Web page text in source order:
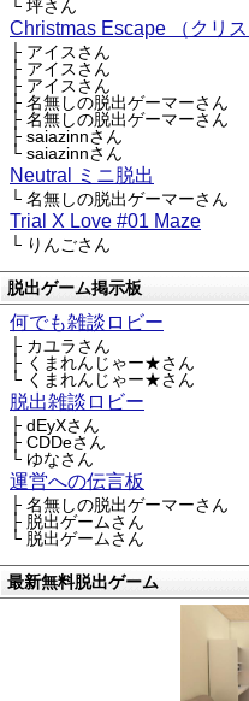
└ 坪さん
Christmas Escape （クリス
├ アイスさん
├ アイスさん
├ アイスさん
├ 名無しの脱出ゲーマーさん
├ 名無しの脱出ゲーマーさん
├ saiazinnさん
└ saiazinnさん
Neutral ミニ脱出
└ 名無しの脱出ゲーマーさん
Trial X Love #01 Maze
└ りんごさん
脱出ゲーム掲示板
何でも雑談ロビー
├ カユラさん
├ くまれんじゃー★さん
└ くまれんじゃー★さん
脱出雑談ロビー
├ dEyXさん
├ CDDeさん
└ ゆなさん
運営への伝言板
├ 名無しの脱出ゲーマーさん
├ 脱出ゲームさん
└ 脱出ゲームさん
最新無料脱出ゲーム